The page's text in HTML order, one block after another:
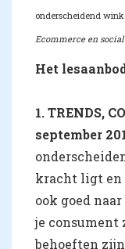
onderscheidend
Ecommerce en
Het
1. TRENDS,
september
kracht ligt en
ook goed
je consument
behoeften